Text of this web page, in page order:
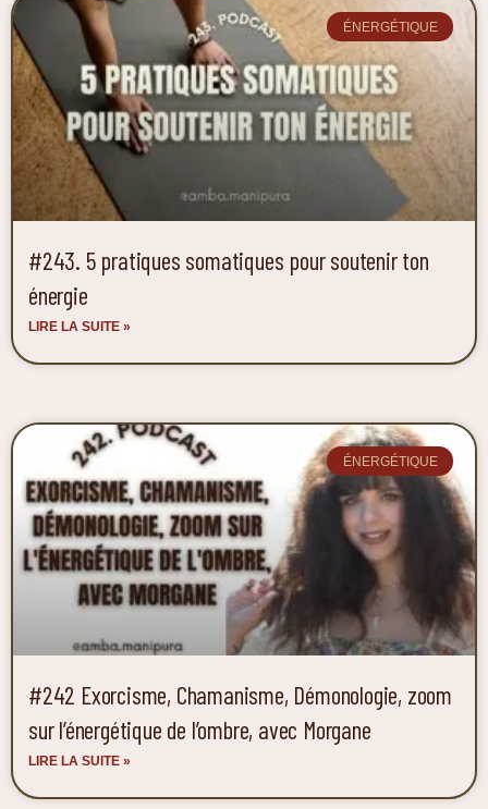
ÉNERGÉTIQUE
#243. 5 pratiques somatiques pour soutenir ton
énergie
LIRE LA SUITE »
ÉNERGÉTIQUE
#242 Exorcisme, Chamanisme, Démonologie, zoom
sur l’énergétique de l’ombre, avec Morgane
LIRE LA SUITE »